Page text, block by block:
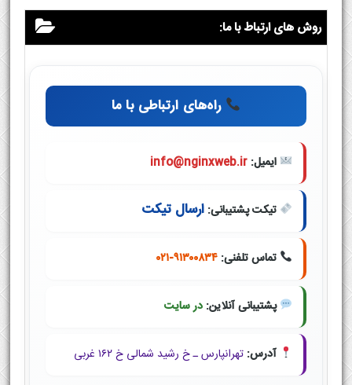
روش های ارتباط با ما:
راه‌های ارتباطی با ما
ایمیل: info@nginxweb.ir
تیکت پشتیبانی: ارسال تیکت
تماس تلفنی: ۰۲۱-۹۱۳۰۰۸۳۴
پشتیبانی آنلاین: در سایت
آدرس: تهرانپارس ـ خ رشید شمالی خ ۱۶۲ غربی